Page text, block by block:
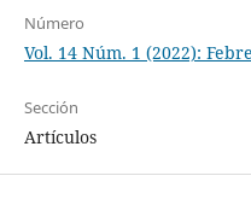
Número
Vol. 14 Núm. 1 (2022):
Sección
Artículos